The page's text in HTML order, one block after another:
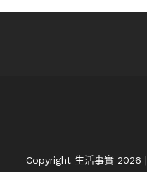
Copyright 生活事實 2026 |